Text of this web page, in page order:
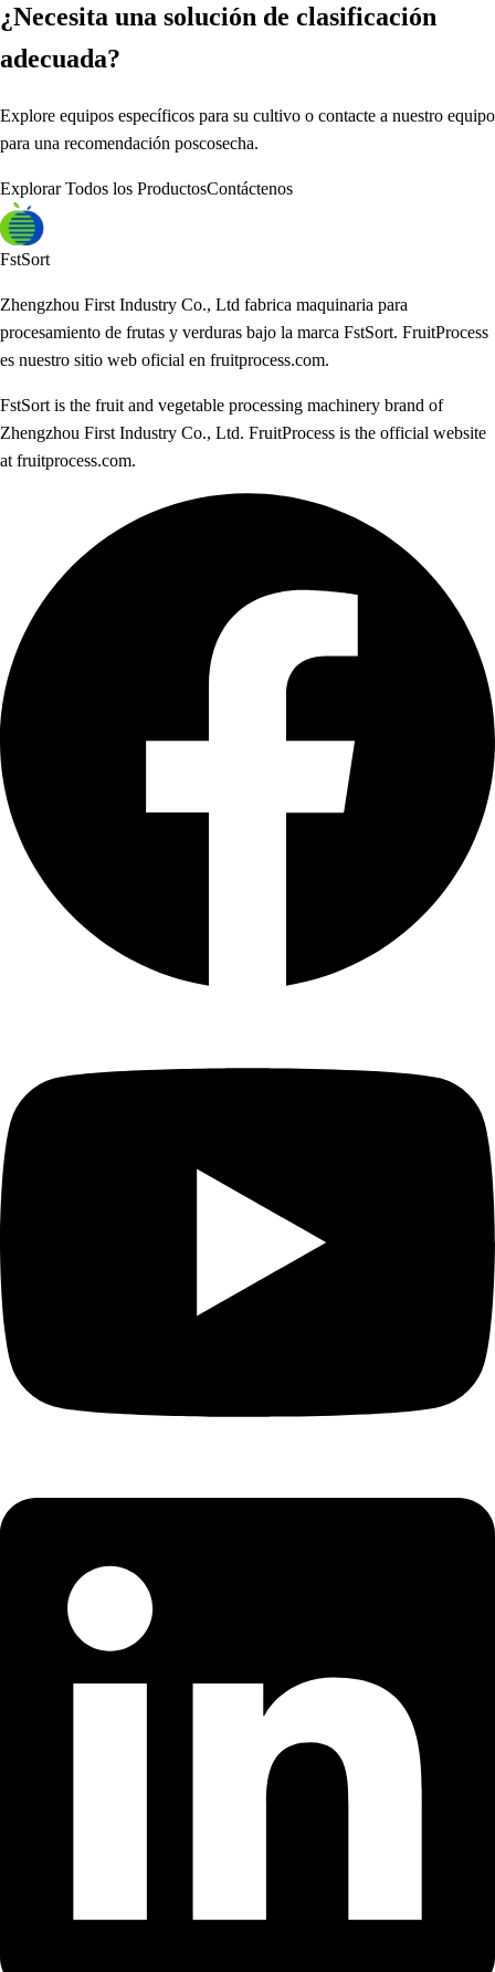
¿Necesita una solución de clasificación
adecuada?
Explore equipos específicos para su cultivo o contacte a nuestro equipo
para una recomendación poscosecha.
Explorar Todos los ProductosContáctenos
FstSort
Zhengzhou First Industry Co., Ltd fabrica maquinaria para
procesamiento de frutas y verduras bajo la marca FstSort. FruitProcess
es nuestro sitio web oficial en fruitprocess.com.
FstSort is the fruit and vegetable processing machinery brand of
Zhengzhou First Industry Co., Ltd. FruitProcess is the official website
at fruitprocess.com.